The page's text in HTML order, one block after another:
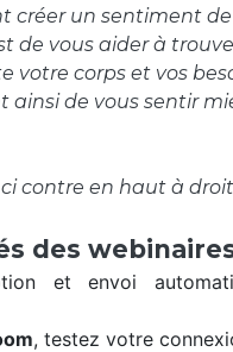
créer un sentiment
de vous aider à
votre corps et vos
ainsi de vous sentir
contre en haut à
des
et envoi
, testez votre